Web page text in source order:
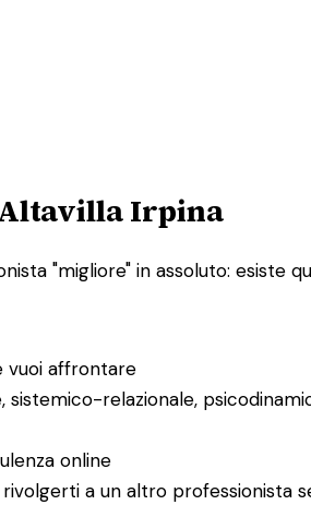
Altavilla Irpina
"migliore" in assoluto: esiste
vuoi affrontare
relazionale,
online
a un altro professionista